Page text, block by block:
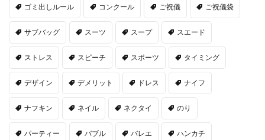
ゴミ出しルール コンクール ご祝儀 ご祝儀袋
サブバッグ スーツ スープ スエード
ストレス スピーチ スポーツ タイミング
デザイン デメリット ドレス ナイフ
ナフキン ネイル ネクタイ のり
パーティー バブル バレエ ハンカチ